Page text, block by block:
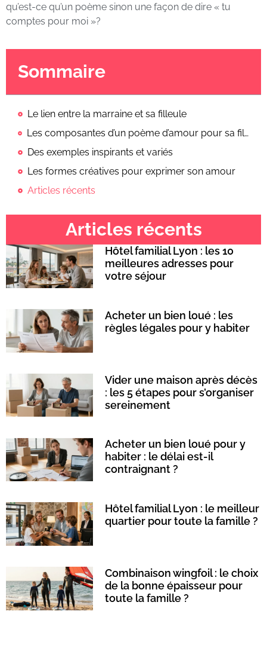
qu’est-ce qu’un poème sinon une façon de dire « tu
comptes pour moi »?
Sommaire
Le lien entre la marraine et sa filleule
Les composantes d’un poème d’amour pour sa filleule
Des exemples inspirants et variés
Les formes créatives pour exprimer son amour
Articles récents
Articles récents
Hôtel familial Lyon : les 10
meilleures adresses pour
votre séjour
Acheter un bien loué : les
règles légales pour y habiter
Vider une maison après décès
: les 5 étapes pour s’organiser
sereinement
Acheter un bien loué pour y
habiter : le délai est-il
contraignant ?
Hôtel familial Lyon : le meilleur
quartier pour toute la famille ?
Combinaison wingfoil : le choix
de la bonne épaisseur pour
toute la famille ?